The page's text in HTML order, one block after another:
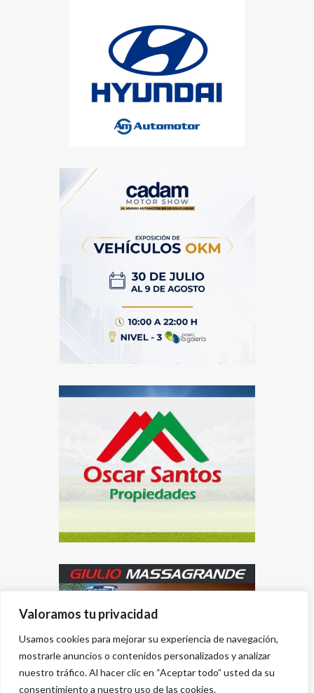
Valoramos tu privacidad
Usamos cookies para mejorar su experiencia de navegación,
mostrarle anuncios o contenidos personalizados y analizar
nuestro tráfico. Al hacer clic en “Aceptar todo” usted da su
consentimiento a nuestro uso de las cookies.